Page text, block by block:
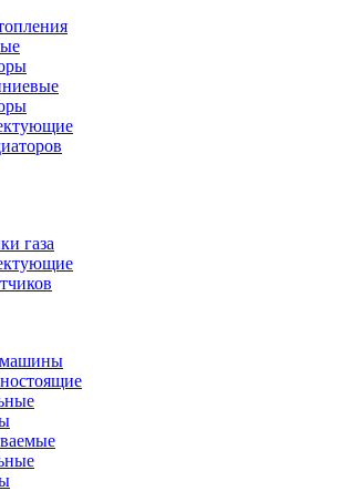
газа
машины